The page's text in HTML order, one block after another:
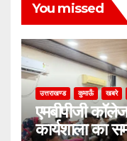
You missed
उत्तराखण्ड कुमाऊँ खबरे
एमबीपीजी
कार्यशाला का